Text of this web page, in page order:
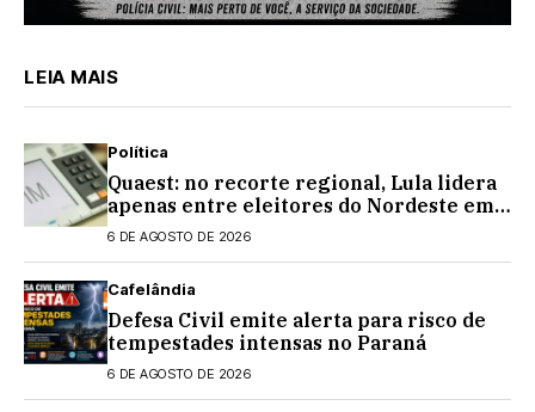
LEIA MAIS
Política
Quaest: no recorte regional, Lula lidera
apenas entre eleitores do Nordeste em
eventual 2º turno contra Flávio
6 DE AGOSTO DE 2026
Cafelândia
Defesa Civil emite alerta para risco de
tempestades intensas no Paraná
6 DE AGOSTO DE 2026